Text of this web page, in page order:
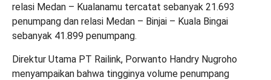
relasi Medan – Kualanamu tercatat sebanyak 21.693
penumpang dan relasi Medan – Binjai – Kuala Bingai
sebanyak 41.899 penumpang.
Direktur Utama PT Railink, Porwanto Handry Nugroho
menyampaikan bahwa tingginya volume penumpang